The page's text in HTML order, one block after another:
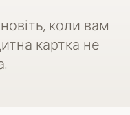
коли вам
картка не